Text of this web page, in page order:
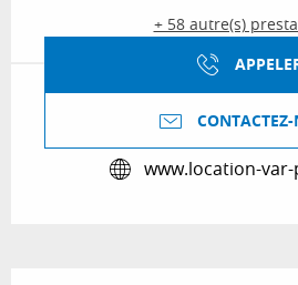
+ 58 autre(s)
www.location-